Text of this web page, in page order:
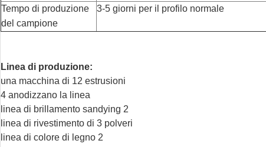
Tempo di produzione
del campione
3-5 giorni per il profilo normale
Linea di produzione:
una macchina di 12 estrusioni
4 anodizzano la linea
linea di brillamento sandying 2
linea di rivestimento di 3 polveri
linea di colore di legno 2